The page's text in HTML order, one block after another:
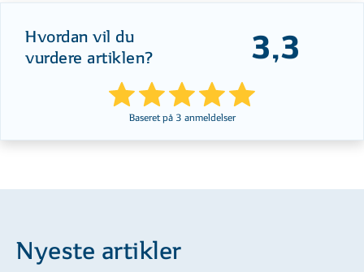
Hvordan vil du
vurdere artiklen?
3,3
Baseret på 3 anmeldelser
Nyeste artikler